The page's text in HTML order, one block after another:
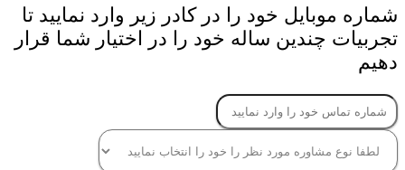
شماره موبایل خود را در کادر زیر وارد نمایید تا
تجربیات چندین ساله خود را در اختیار شما قرار
دهیم